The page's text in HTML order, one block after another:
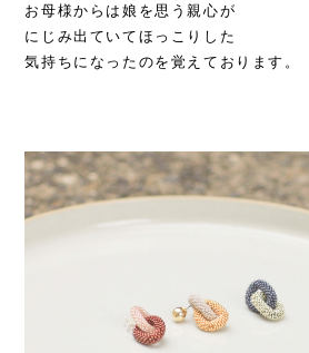
お母様からは娘を思う親心が
にじみ出ていてほっこりした
気持ちになったのを覚えております。